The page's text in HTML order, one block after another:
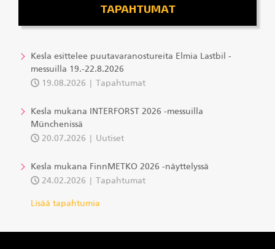
TAPAHTUMAT
Kesla esittelee puutavaranostureita Elmia Lastbil -
messuilla 19.-22.8.2026
19.08.2026
Tapahtumat
Kesla mukana INTERFORST 2026 -messuilla
Münchenissä
20.07.2026
Uutiset
Kesla mukana FinnMETKO 2026 -näyttelyssä
24.02.2026
Tapahtumat
Lisää tapahtumia